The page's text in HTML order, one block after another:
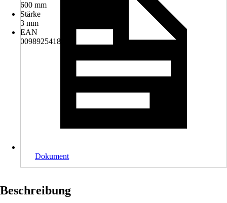
600 mm
Stärke
3 mm
EAN
0098925418833
Dokument
Beschreibung